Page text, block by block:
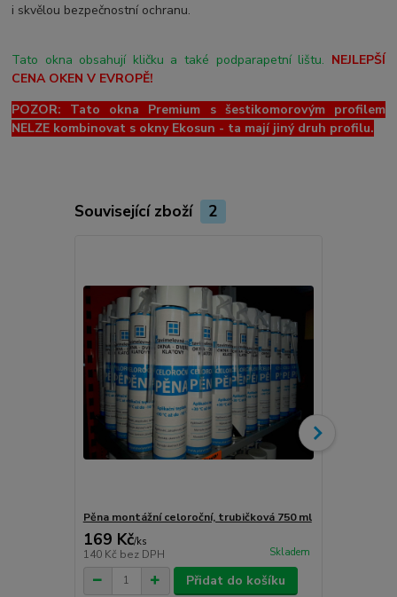
i skvělou bezpečnostní ochranu.
Tato okna obsahují kličku a také podparapetní lištu. NEJLEPŠÍ
CENA OKEN V EVROPĚ!
POZOR: Tato okna Premium s šestikomorovým profilem
NELZE kombinovat s okny Ekosun - ta mají jiný druh profilu.
Související zboží 2
Pěna montážní celoroční, trubičková 750 ml
169 Kč/ks
140 Kč bez DPH Skladem
Přidat do košíku